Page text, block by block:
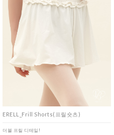
ERELL_Frill Shorts(프릴숏츠)
더블 프릴 디테일!